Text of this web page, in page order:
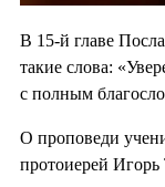
В 15-й главе
такие слова:
с полным
О проповеди
протоиерей